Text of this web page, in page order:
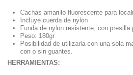
Cachas amarillo fluorescente para
Incluye cuerda de nylon
Funda de nylon resistente, con presilla
Peso: 180gr
Posibilidad de utilizarla con una sola
con o sin guantes.
HERRAMIENTAS: